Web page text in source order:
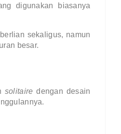
digunakan biasanya
sekaligus, namun
besar.
solitaire dengan desain